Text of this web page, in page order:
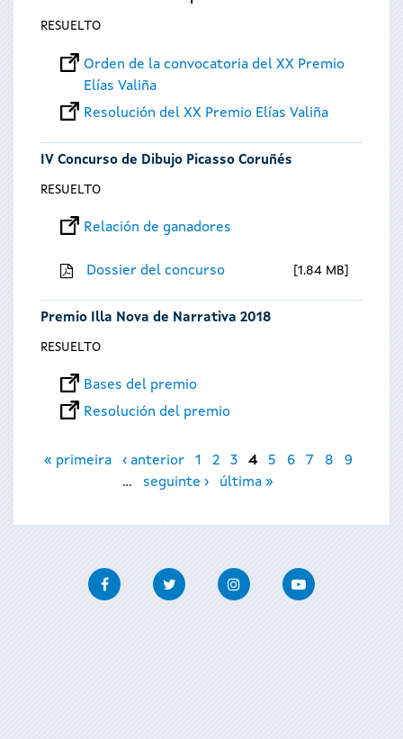
RESUELTO
Orden de la convocatoria del XX Premio
Elías Valiña
Resolución del XX Premio Elías Valiña
IV Concurso de Dibujo Picasso Coruñés
RESUELTO
Relación de ganadores
Dossier del concurso 1.84 MB
Premio Illa Nova de Narrativa 2018
RESUELTO
Bases del premio
Resolución del premio
Páginas
« primeira ‹ anterior 1 2 3 4 5 6 7 8
9
…
seguinte › última »
FacebookTwitter InstagramYoutube